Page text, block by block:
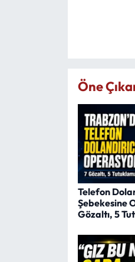
Öne
Telefon
Şebekesine
Gözaltı, 5